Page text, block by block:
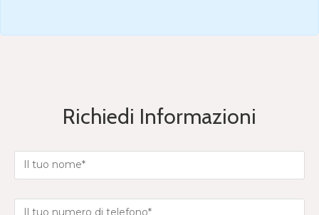
Richiedi Informazioni